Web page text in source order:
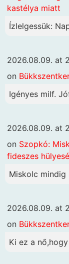
kastélya miatt
Ízlelgessük:
2026.08.09. at
on
Igényes milf.
2026.08.09. at
on Szopkó:
fideszes
Miskolc mindig
2026.08.09. at
on
Ki ez a